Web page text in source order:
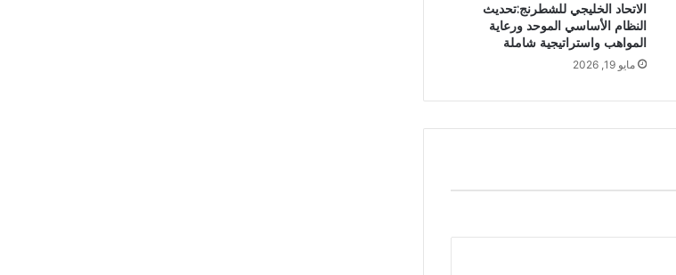
الاتحاد الخليجي للشطرنج:تحديث
النظام الأساسي الموحد ورعاية
المواهب واستراتيجية شاملة
مايو 19, 2026